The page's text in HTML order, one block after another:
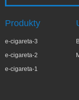
Produkty
e-cigareta-3
e-cigareta-2
e-cigareta-1